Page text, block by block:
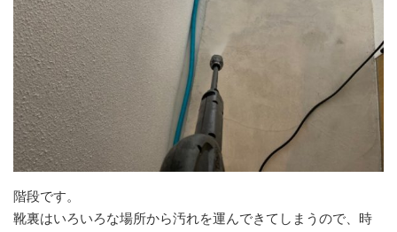
階段です。
靴裏はいろいろな場所から汚れを運んできてしまうので、時